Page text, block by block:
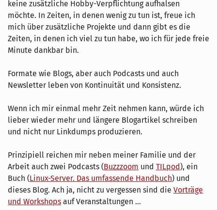
keine zusätzliche Hobby-Verpflichtung aufhalsen
möchte. In Zeiten, in denen wenig zu tun ist, freue ich
mich über zusätzliche Projekte und dann gibt es die
Zeiten, in denen ich viel zu tun habe, wo ich für jede freie
Minute dankbar bin.
Formate wie Blogs, aber auch Podcasts und auch
Newsletter leben von Kontinuität und Konsistenz.
Wenn ich mir einmal mehr Zeit nehmen kann, würde ich
lieber wieder mehr und längere Blogartikel schreiben
und nicht nur Linkdumps produzieren.
Prinzipiell reichen mir neben meiner Familie und der
Arbeit auch zwei Podcasts (Buzzzoom und TILpod), ein
Buch (Linux-Server. Das umfassende Handbuch) und
dieses Blog. Ach ja, nicht zu vergessen sind die Vorträge
und Workshops auf Veranstaltungen …